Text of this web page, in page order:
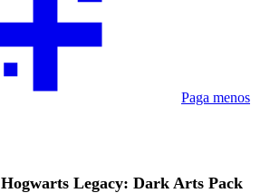
Paga menos
Hogwarts Legacy: Dark Arts Pack